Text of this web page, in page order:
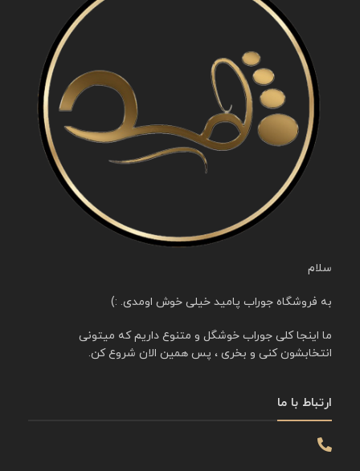
سلام
به فروشگاه جوراب پامید خیلی خوش اومدی. :)
ما اینجا کلی جوراب خوشگل و متنوع داریم که میتونی
انتخابشون کنی و بخری ، پس همین الان شروع کن.
ارتباط با ما